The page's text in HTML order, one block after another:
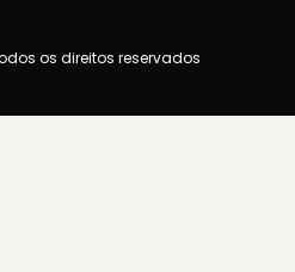
os direitos reservados